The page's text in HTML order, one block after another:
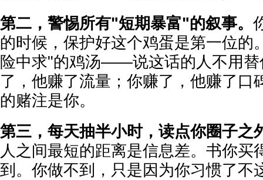
第二，警惕所有"短期暴富"的叙事。
的时候，保护好这个鸡蛋是第一位的
险中求"的鸡汤——说这话的人不用替
了，他赚了流量；你赚了，他赚了口
的赌注是你。
第三，每天抽半小时，读点你圈子之
人之间最短的距离是信息差。书你买
到。你做不到，只是因为你习惯了不